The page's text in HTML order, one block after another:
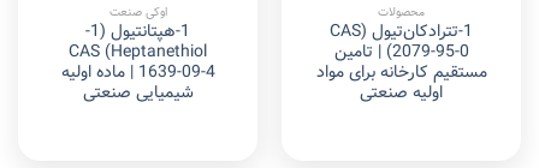
محصولات
1-تترادکان‌تیول (CAS
2079-95-0) | تامین
مستقیم کارخانه برای مواد
اولیه صنعتی
اوکی صنعت
1-هپتانتیول (1-
Heptanethiol) CAS
1639-09-4 | ماده اولیه
شیمیایی صنعتی